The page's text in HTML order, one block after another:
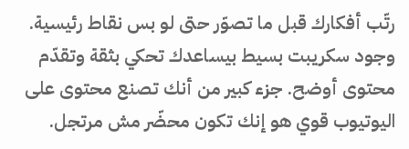
رتّب أفكارك قبل ما تصوّر حتى لو بس نقاط رئيسية.
وجود سكريبت بسيط بيساعدك تحكي بثقة وتقدّم
محتوى أوضح. جزء كبير من أنك تصنع محتوى على
اليوتيوب قوي هو إنك تكون محضّر مش مرتجل.